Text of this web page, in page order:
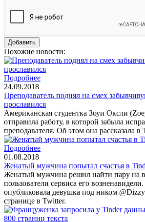
Похожие новости:
Подробнее
24.09.2018
Преподаватель поднял на смех
прославился
Американская студентка Зоуи Оксли
отправила работу, в которой забыла
преподавателя. Об этом она рассказала в
Подробнее
01.08.2018
Женатый мужчина попытал счастья в
Женатый мужчина решил найти пару на
пользователи сервиса его
опубликовала девушка под ником
странице в Twitter.